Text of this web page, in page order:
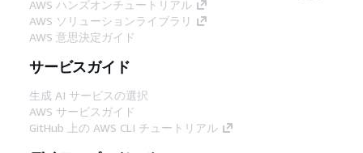
AWS ハンズオンチュートリアル
AWS ソリューションライブラリ
AWS 意思決定ガイド
サービスガイド
生成 AI サービスの選択
AWS サービスガイド
GitHub 上の AWS CLI チュートリアル